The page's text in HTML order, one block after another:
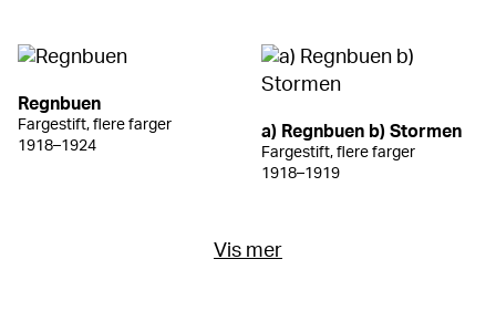
Regnbuen
Fargestift, flere farger
1918–1924
a) Regnbuen b) Stormen
Fargestift, flere farger
1918–1919
Vis mer